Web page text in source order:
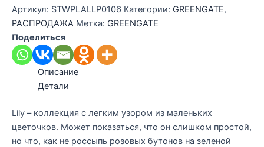
Артикул: STWPLALLP0106 Категории: GREENGATE,
РАСПРОДАЖА Метка: GREENGATE
Поделиться
Описание
Детали
Lily – коллекция с легким узором из маленьких
цветочков. Может показаться, что он слишком простой,
но что, как не россыпь розовых бутонов на зеленой